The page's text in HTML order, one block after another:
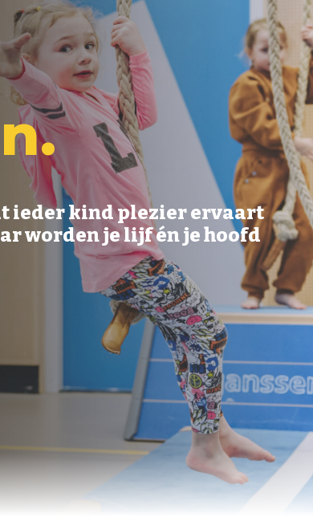
n.
ieder kind plezier ervaart
worden je lijf én je hoofd